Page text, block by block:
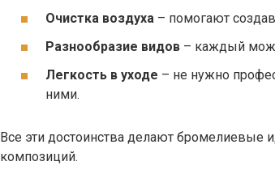
Очистка воздуха – помогают
Разнообразие видов – каждый
Легкость в уходе – не нужно
ними.
Все эти достоинства делают бромелиевые
композиций.